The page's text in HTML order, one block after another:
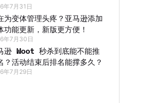
年7月31日
为变体管理头疼？亚马逊添加
功能更新，新版更方便！
年7月30日
逊 Woot 秒杀到底能不能推
？活动结束后排名能撑多久？
年7月29日